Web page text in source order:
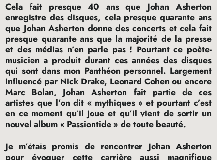
Cela fait presque 40 ans que Johan Asherton
enregistre des disques, cela presque quarante ans
que Johan Asherton donne des concerts et cela fait
presque quarante ans que la majorité de la presse
et des médias n’en parle pas ! Pourtant ce poète-
musicien a produit durant ces années des disques
qui sont dans mon Panthéon personnel. Largement
influencé par Nick Drake, Leonard Cohen ou encore
Marc Bolan, Johan Asherton fait partie de ces
artistes que l’on dit « mythiques » et pourtant c’est
en ce moment qu’il joue et qu’il vient de sortir un
nouvel album « Passiontide» de toute beauté.
Je m’étais promis de rencontrer Johan Asherton
pour évoquer cette carrière aussi magnifique